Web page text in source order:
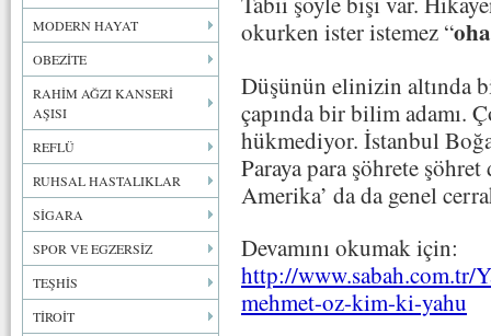
MODERN HAYAT
OBEZİTE
RAHİM AĞZI KANSERİ
AŞISI
REFLÜ
RUHSAL HASTALIKLAR
SİGARA
SPOR VE EGZERSİZ
TEŞHİS
TİROİT
okurken ister istemez “oha
Düşünün elinizin altında
çapında bir bilim adamı.
hükmediyor. İstanbul
Paraya para şöhrete
Amerika’ da da genel
Devamını okumak için:
http://www.sabah.com.tr/
mehmet-oz-kim-ki-yahu